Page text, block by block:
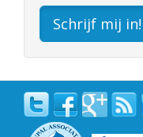
Schrijf mij in!